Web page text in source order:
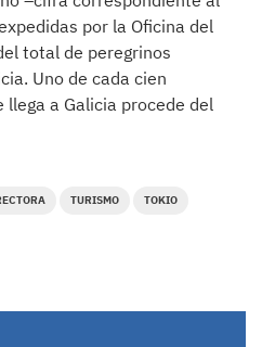
por la Oficina del
total de peregrinos
Uno de cada cien
a Galicia procede del
TURISMO TOKIO